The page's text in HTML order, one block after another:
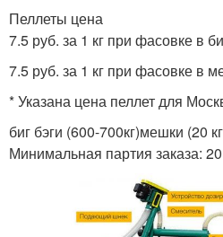
Пеллеты цена
7.5 руб. за 1 кг при фасовке в
7.5 руб. за 1 кг при фасовке в
* Указана цена пеллет для
биг бэги (600-700кг)мешки (20
Минимальная партия заказа: 20